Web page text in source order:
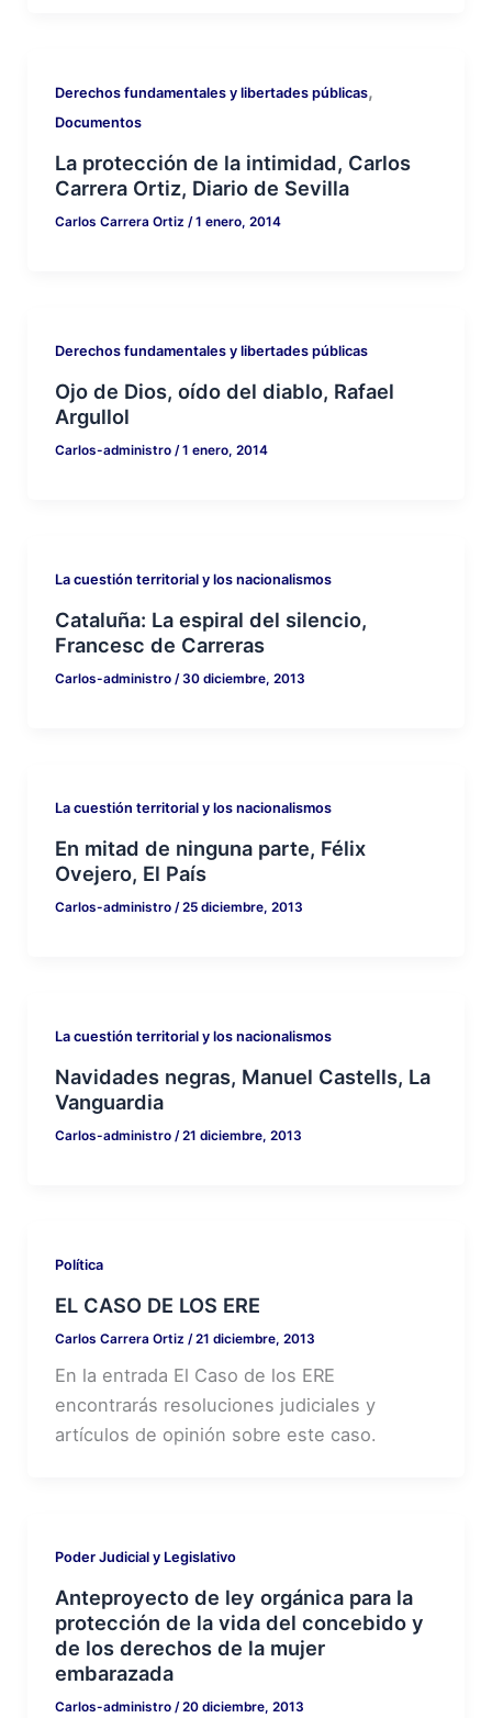
Derechos fundamentales y libertades públicas,
Documentos
La protección de la intimidad, Carlos
Carrera Ortiz, Diario de Sevilla
Carlos Carrera Ortiz /1 enero, 2014
Derechos fundamentales y libertades públicas
Ojo de Dios, oído del diablo, Rafael
Argullol
Carlos-administro /1 enero, 2014
La cuestión territorial y los nacionalismos
Cataluña: La espiral del silencio,
Francesc de Carreras
Carlos-administro /30 diciembre, 2013
La cuestión territorial y los nacionalismos
En mitad de ninguna parte, Félix
Ovejero, El País
Carlos-administro /25 diciembre, 2013
La cuestión territorial y los nacionalismos
Navidades negras, Manuel Castells, La
Vanguardia
Carlos-administro /21 diciembre, 2013
Política
EL CASO DE LOS ERE
Carlos Carrera Ortiz /21 diciembre, 2013
En la entrada El Caso de los ERE
encontrarás resoluciones judiciales y
artículos de opinión sobre este caso.
Poder Judicial y Legislativo
Anteproyecto de ley orgánica para la
protección de la vida del concebido y
de los derechos de la mujer
embarazada
Carlos-administro /20 diciembre, 2013